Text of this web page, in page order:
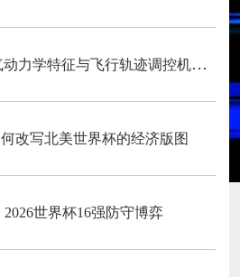
“高海拔538米足球空气动力学特征与飞行轨迹调控机制——以2026世界杯BBVA球场为实证场景”
改写北美世界杯的经济版图
世界杯16强防守博弈